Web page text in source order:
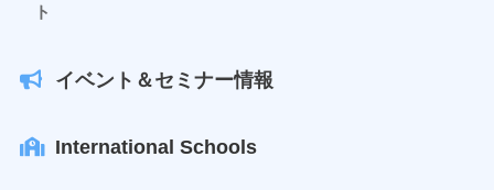
ト
イベント＆セミナー情報
International Schools